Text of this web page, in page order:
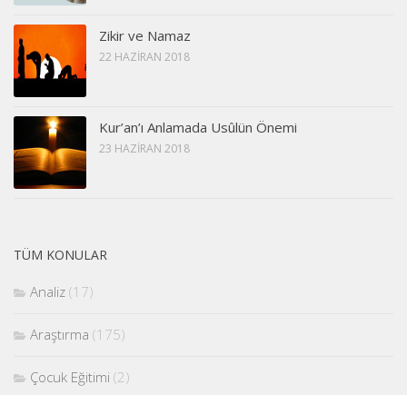
Zikir ve Namaz
22 HAZIRAN 2018
Kur’an’ı Anlamada Usûlün Önemi
23 HAZIRAN 2018
TÜM KONULAR
Analiz (17)
Araştırma (175)
Çocuk Eğitimi (2)